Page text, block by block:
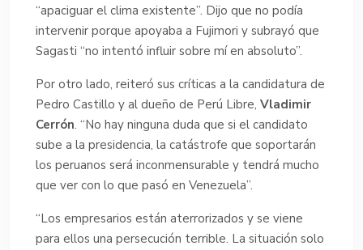
“apaciguar el clima existente”. Dijo que no podía
intervenir porque apoyaba a Fujimori y subrayó que
Sagasti “no intentó influir sobre mí en absoluto”.
Por otro lado, reiteró sus críticas a la candidatura de
Pedro Castillo y al dueño de Perú Libre, Vladimir
Cerrón. “No hay ninguna duda que si el candidato
sube a la presidencia, la catástrofe que soportarán
los peruanos será inconmensurable y tendrá mucho
que ver con lo que pasó en Venezuela”.
“Los empresarios están aterrorizados y se viene
para ellos una persecución terrible. La situación solo